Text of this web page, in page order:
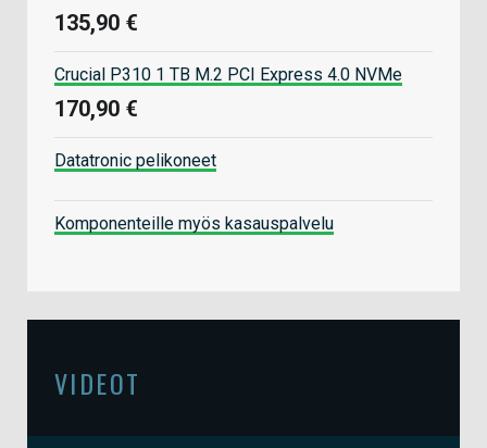
135,90 €
Crucial P310 1 TB M.2 PCI Express 4.0 NVMe
170,90 €
Datatronic pelikoneet
Komponenteille myös kasauspalvelu
VIDEOT